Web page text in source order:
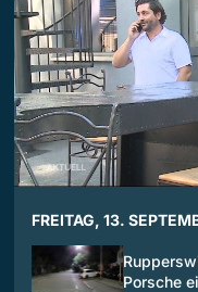
FREITAG, 13.
Porsche